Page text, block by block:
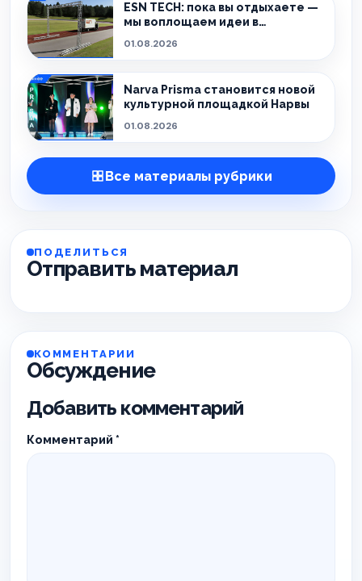
ESN TECH: пока вы отдыхаете —
мы воплощаем идеи в
01.08.2026
Narva Prisma становится новой
культурной площадкой Нарвы
01.08.2026
Все материалы рубрики
ПОДЕЛИТЬСЯ
Отправить материал
КОММЕНТАРИИ
Обсуждение
Добавить комментарий
Комментарий *